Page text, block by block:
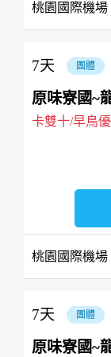
桃園國際機場
團體
7天
原味寮國~
卡雙十/早鳥
桃園國際機場
團體
7天
原味寮國~